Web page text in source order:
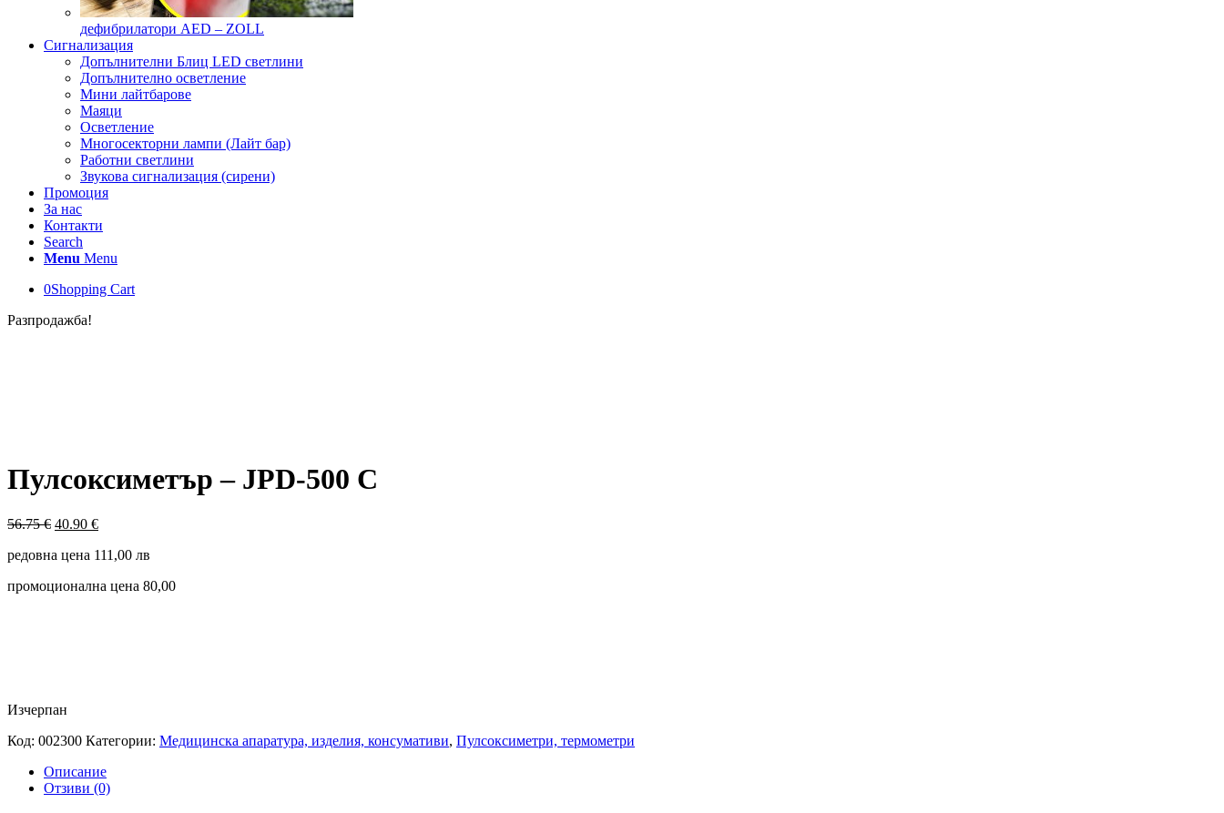
дефибрилатори AED – ZOLL
Сигнализация
Допълнителни Блиц LED светлини
Допълнително осветление
Мини лайтбарове
Маяци
Осветление
Многосекторни лампи (Лайт бар)
Работни светлини
Звукова сигнализация (сирени)
Промоция
За нас
Контакти
Search
Menu Menu
0Shopping Cart
Разпродажба!
Пулсоксиметър – JPD-500 С
56.75€ Original
was:
40.90 €Текущата
е:
редовна цена 111,00 лв
промоционална цена 80,00
Изчерпан
Код: 002300 Категории: Медицинска апаратура, изделия, консумативи, Пулсоксиметри, термометри
Описание
Отзиви (0)